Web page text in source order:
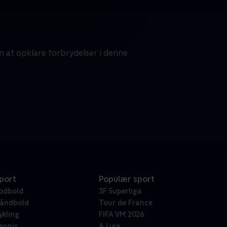
at opklare forbrydelser i denne
Populær sport
3F Superliga
Tour de France
FIFA VM 2026